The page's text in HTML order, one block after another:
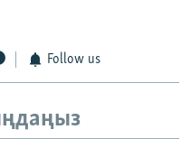
Follow us